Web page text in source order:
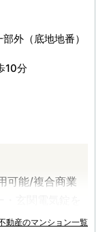
外（底地地番）
10分
可能/複合商業
玄関電気錠を
動産のマンション一覧